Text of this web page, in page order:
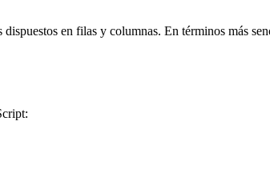
en filas y columnas. En términos más